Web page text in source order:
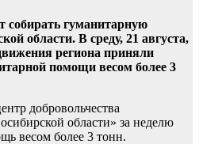
гуманитарную
области. В среду, 21 августа,
региона приняли
помощи весом более 3
добровольчества
области» за неделю
весом более 3 тонн.